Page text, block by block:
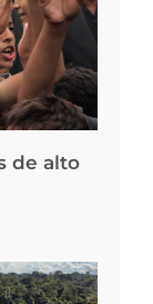
de alto